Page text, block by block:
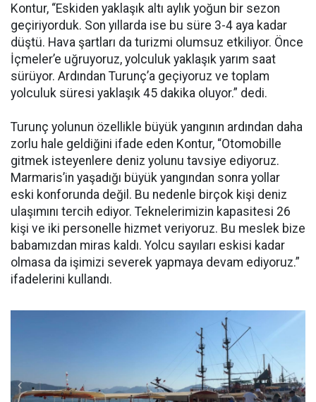
Kontur, “Eskiden yaklaşık altı aylık yoğun bir sezon
geçiriyorduk. Son yıllarda ise bu süre 3-4 aya kadar
düştü. Hava şartları da turizmi olumsuz etkiliyor. Önce
İçmeler’e uğruyoruz, yolculuk yaklaşık yarım saat
sürüyor. Ardından Turunç’a geçiyoruz ve toplam
yolculuk süresi yaklaşık 45 dakika oluyor.” dedi.
Turunç yolunun özellikle büyük yangının ardından daha
zorlu hale geldiğini ifade eden Kontur, “Otomobille
gitmek isteyenlere deniz yolunu tavsiye ediyoruz.
Marmaris’in yaşadığı büyük yangından sonra yollar
eski konforunda değil. Bu nedenle birçok kişi deniz
ulaşımını tercih ediyor. Teknelerimizin kapasitesi 26
kişi ve iki personelle hizmet veriyoruz. Bu meslek bize
babamızdan miras kaldı. Yolcu sayıları eskisi kadar
olmasa da işimizi severek yapmaya devam ediyoruz.”
ifadelerini kullandı.